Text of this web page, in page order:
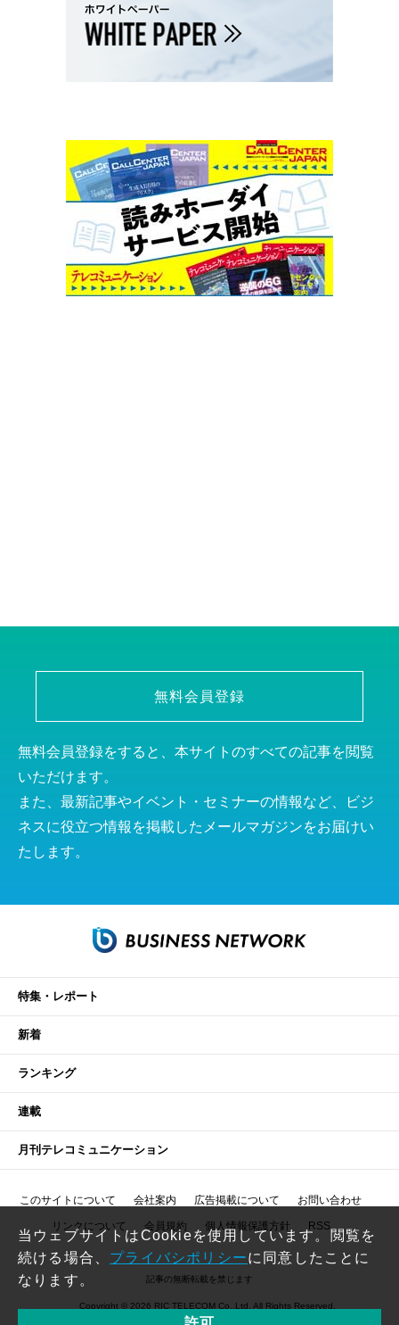
無料会員登録
無料会員登録をすると、本サイトのすべての記事を閲覧
いただけます。
また、最新記事やイベント・セミナーの情報など、ビジ
ネスに役立つ情報を掲載したメールマガジンをお届けい
たします。
特集・レポート
新着
ランキング
連載
月刊テレコミュニケーション
このサイトについて 会社案内 広告掲載について お問い合わせ
リンクについて 会員規約 個人情報保護方針 RSS
記事の無断転載を禁じます
Copyright © 2026 RIC TELECOM Co.,Ltd. All Rights Reserved.
当ウェブサイトはCookieを使用しています。閲覧を
続ける場合、 プライバシポリシーに同意したことに
なります。